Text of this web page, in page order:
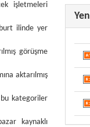
işletmeleri
ilinde yer
görüşme
aktarılmış
kategoriler
kaynaklı